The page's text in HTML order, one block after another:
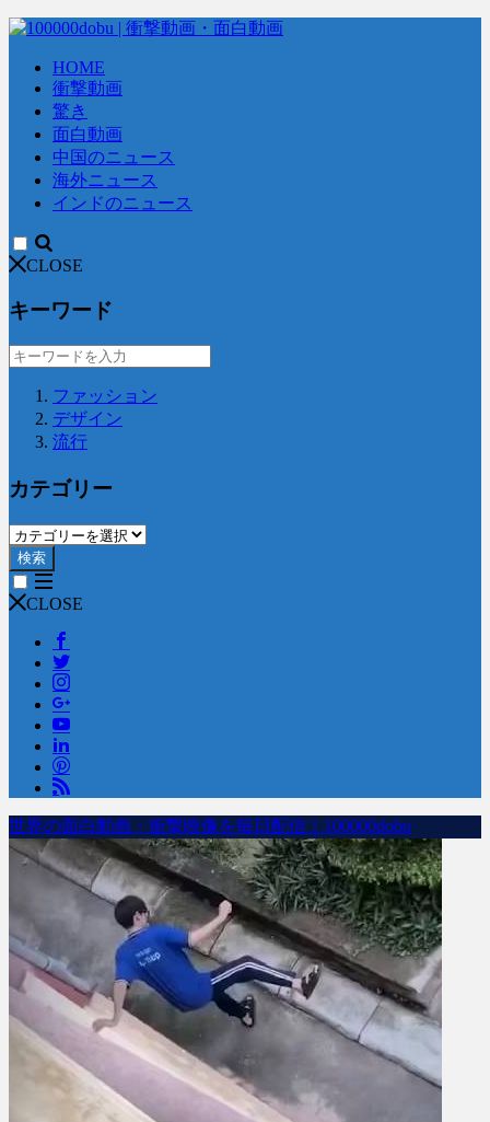
HOME
衝撃動画
驚き
面白動画
中国のニュース
海外ニュース
インドのニュース
CLOSE
キーワード
ファッション
デザイン
流行
カテゴリー
検索
CLOSE
世界の面白動画・衝撃映像を毎日配信｜100000dobu